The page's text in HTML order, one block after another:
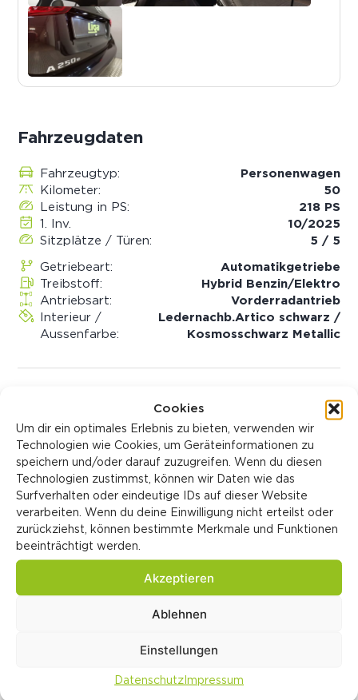
Cookies
Um dir ein optimales Erlebnis zu bieten, verwenden wir
Technologien wie Cookies, um Geräteinformationen zu
speichern und/oder darauf zuzugreifen. Wenn du diesen
Technologien zustimmst, können wir Daten wie das
Surfverhalten oder eindeutige IDs auf dieser Website
verarbeiten. Wenn du deine Einwilligung nicht erteilst oder
zurückziehst, können bestimmte Merkmale und Funktionen
beeinträchtigt werden.
Akzeptieren
Ablehnen
Einstellungen
DatenschutzImpressum
Fahrzeugdaten
Fahrzeugtyp:
Personenwagen
Kilometer:
50
Leistung in PS:
218 PS
1. Inv.
10/2025
Sitzplätze / Türen:
5 / 5
Getriebeart:
Automatik­getriebe
Treibstoff:
Hybrid Benzin/Elektro
Antriebsart:
Vorderradantrieb
Interieur /
Aussenfarbe:
Ledernachb.Artico schwarz /
Kosmosschwarz Metallic
Fahrzeugzustand:
Neufahrzeug
Tageszulassung:
Verkaufspreis:
CHF 49'900.00
Katalogpreis:
CHF 59'728.00
Identifikationsnummern
LIGA Nummer:
Sonderausstattung
Serienausstattung